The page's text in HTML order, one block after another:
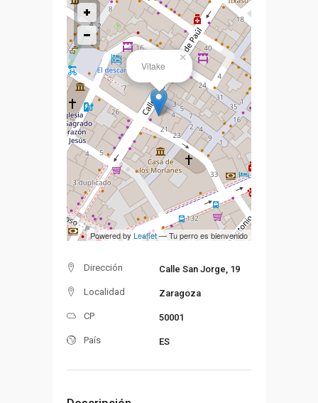
×
Vitake
Powered byLeaflet— Tu perro es bienvenido
Dirección Calle San Jorge, 19
Localidad Zaragoza
CP 50001
País ES